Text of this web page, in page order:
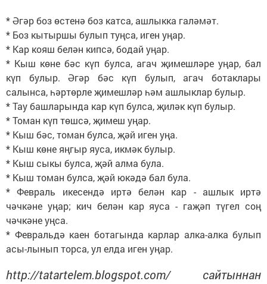
* Әгәр боз өстенә боз катса, ашлыкка галәмәт.
* Боз кытыршы булып туңса, иген уңар.
* Кар кояш белән кипсә, бодай уңар.
* Кыш көне бәс күп булса, агач җимешләре уңар, бал
күп булыр. Әгәр бәс күп булып, агач ботаклары
салынса, һәртөрле җимешләр һәм ашлыклар булыр.
* Тау башларында кар күп булса, җиләк күп булыр.
* Томан күп төшсә, җимеш уңар.
* Кыш бәс, томан булса, җәй иген уңа.
* Кыш көне яңгыр яуса, икмәк булыр.
* Кыш сыкы булса, җәй алма була.
* Кыш томан булса, җәй юкәдә бал була.
* Февраль икесендә иртә белән кар - ашлык иртә
чәчкәне уңар; кич белән кар яуса - гаҗәп түгел соң
чәчкәне уңса.
* Февральдә каен ботагында карлар алка-алка булып
асы-лынып торса, ул елда иген уңар.
http://tatartelem.blogspot.com/ сайтыннан